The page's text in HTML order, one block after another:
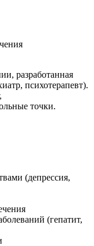
разработанная
психотерапевт).
точки.
(депрессия,
(гепатит,